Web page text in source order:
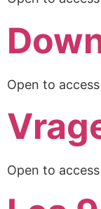
Open to
Open to